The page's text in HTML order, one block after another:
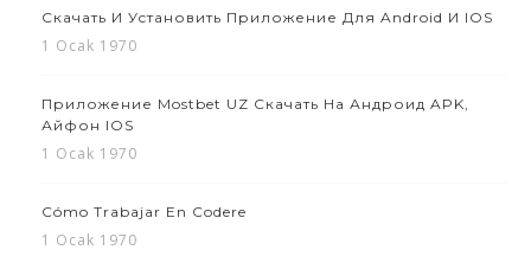
Скачать И Установить Приложение Для Android И IOS
1 Ocak 1970
Приложение Mostbet UZ Скачать На Андроид APK,
Айфон IOS
1 Ocak 1970
Cómo Trabajar En Codere
1 Ocak 1970